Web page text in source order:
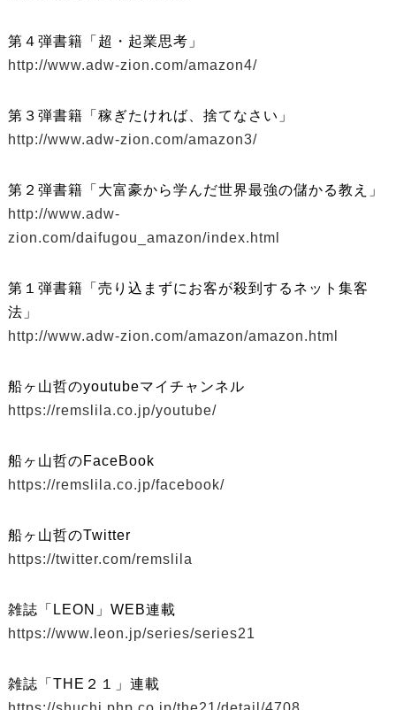
第４弾書籍「超・起業思考」
http://www.adw-zion.com/amazon4/
第３弾書籍「稼ぎたければ、捨てなさい」
http://www.adw-zion.com/amazon3/
第２弾書籍「大富豪から学んだ世界最強の儲かる教え」
http://www.adw-
zion.com/daifugou_amazon/index.html
第１弾書籍「売り込まずにお客が殺到するネット集客
法」
http://www.adw-zion.com/amazon/amazon.html
船ヶ山哲のyoutubeマイチャンネル
https://remslila.co.jp/youtube/
船ヶ山哲のFaceBook
https://remslila.co.jp/facebook/
船ヶ山哲のTwitter
https://twitter.com/remslila
雑誌「LEON」WEB連載
https://www.leon.jp/series/series21
雑誌「THE２１」連載